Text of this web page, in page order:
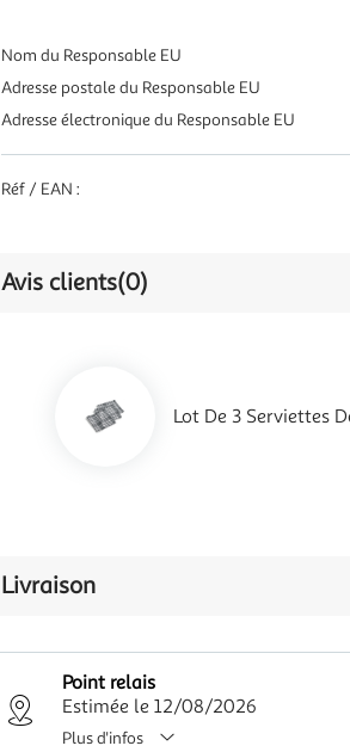
Nom du Responsable EU
Adresse postale du Responsable EU
Adresse électronique du Responsable EU
Réf / EAN :
Avis clients(0)
Lot De 3 Serviettes
Livraison
Point relais
Estimée le 12/08/2026
Plus d'infos